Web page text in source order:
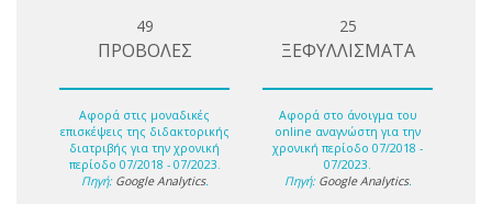
49
ΠΡΟΒΟΛΕΣ
Αφορά στις μοναδικές
επισκέψεις της διδακτορικής
διατριβής για την χρονική
περίοδο 07/2018 - 07/2023.
Πηγή: Google Analytics.
25
ΞΕΦΥΛΛΙΣΜΑΤΑ
Αφορά στο άνοιγμα του
online αναγνώστη για την
χρονική περίοδο 07/2018 -
07/2023.
Πηγή: Google Analytics.